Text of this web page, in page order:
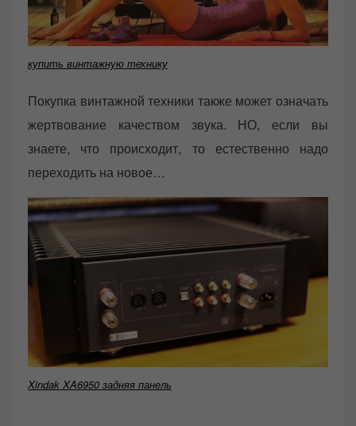
купить винтажную технику
Покупка винтажной техники также может означать
жертвование качеством звука. НО, если вы
знаете, что происходит, то естественно надо
переходить на новое…
Xindak XA6950 задняя панель